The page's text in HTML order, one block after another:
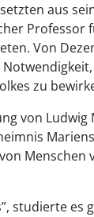
aus
Von
zu
von
studierte